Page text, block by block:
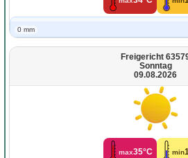
0 mm
Freigericht
Sonntag
09.08.2026
max35°C min